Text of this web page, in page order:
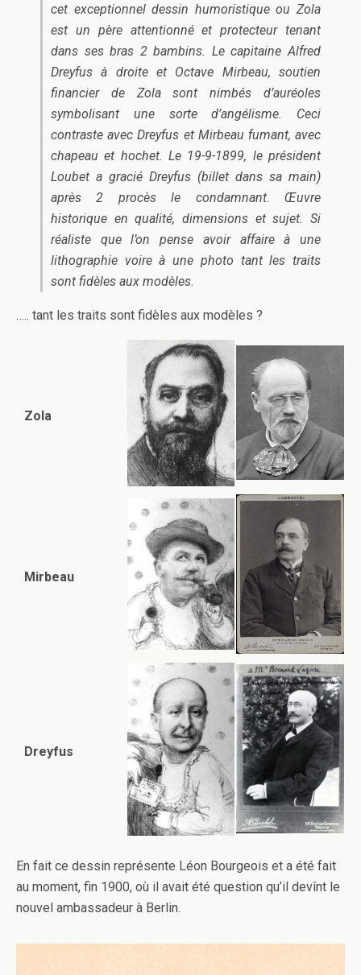
cet exceptionnel dessin humoristique ou Zola
est un père attentionné et protecteur tenant
dans ses bras 2 bambins. Le capitaine Alfred
Dreyfus à droite et Octave Mirbeau, soutien
financier de Zola sont nimbés d’auréoles
symbolisant une sorte d’angélisme. Ceci
contraste avec Dreyfus et Mirbeau fumant, avec
chapeau et hochet. Le 19-9-1899, le président
Loubet a gracié Dreyfus (billet dans sa main)
après 2 procès le condamnant. Œuvre
historique en qualité, dimensions et sujet. Si
réaliste que l’on pense avoir affaire à une
lithographie voire à une photo tant les traits
sont fidèles aux modèles.
….. tant les traits sont fidèles aux modèles ?
Zola
Mirbeau
Dreyfus
En fait ce dessin représente Léon Bourgeois et a été fait
au moment, fin 1900, où il avait été question qu’il devînt le
nouvel ambassadeur à Berlin.